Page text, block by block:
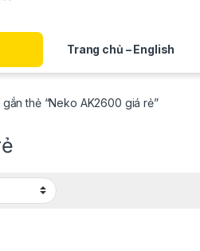
Trang chủ – English
thẻ “Neko AK2600 giá rẻ”